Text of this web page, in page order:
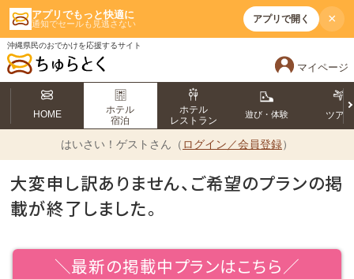
アプリでもっと快適に
通知でセールも見逃さない アプリで開く ×
沖縄県民のおでかけを応援するサイト
マイページ
HOME
ホテル
宿泊
ホテル
レストラン
遊び・体験 ツアー
はいさい！ ゲストさん（ ログイン／会員登録）
大変申し訳ありません、ご希望のプランの掲
載が終了しました。
＼最新の掲載中プランはこちら／